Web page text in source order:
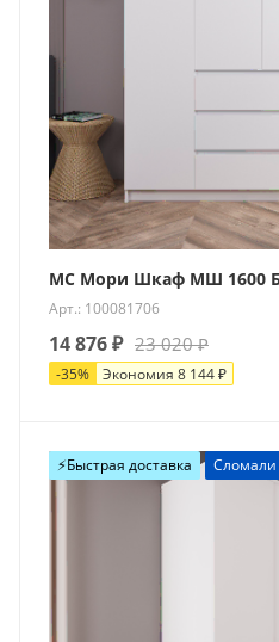
МС Мори Шкаф МШ 1600
Арт.: 100081706
14 876₽ 23 020₽
-35% Экономия 8 144₽
⚡️Быстрая доставка